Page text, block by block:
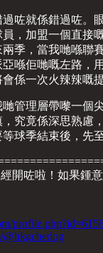
咗就係錯過咗。
，加盟一個直接
季，當我哋喺聯
喺佢哋嘅左路，
係一次火辣辣嘅提
管理層帶嚟一個
究竟係深思熟慮
球季結束後，先至
經開咗啦！如果鍾
@hkgchedog